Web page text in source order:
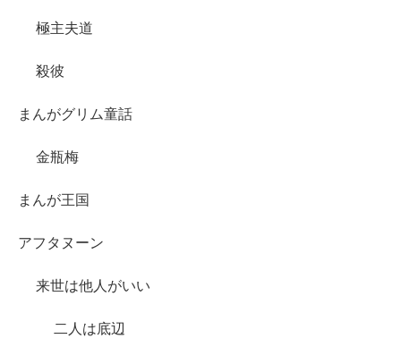
極主夫道
殺彼
まんがグリム童話
金瓶梅
まんが王国
アフタヌーン
来世は他人がいい
二人は底辺